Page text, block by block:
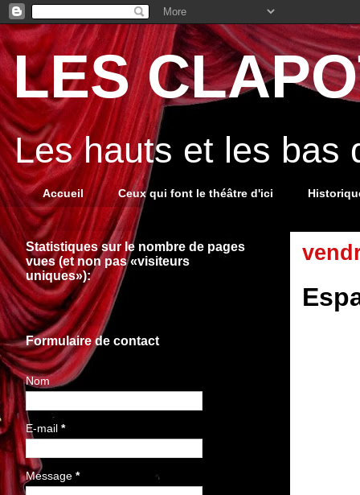
LES
Les hauts et les bas
Accueil Ceux qui font le théâtre d'ici
Statistiques sur le nombre de pages
vues (et non pas «visiteurs
uniques»):
Formulaire de contact
Nom
E-mail *
Message *